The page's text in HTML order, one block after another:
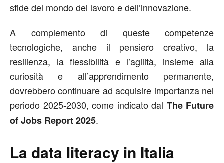
sfide del mondo del lavoro e dell’innovazione.
A complemento di queste competenze
tecnologiche, anche il pensiero creativo, la
resilienza, la flessibilità e l’agilità, insieme alla
curiosità e all’apprendimento permanente,
dovrebbero continuare ad acquisire importanza nel
periodo 2025-2030, come indicato dal The Future
of Jobs Report 2025.
La data literacy in Italia